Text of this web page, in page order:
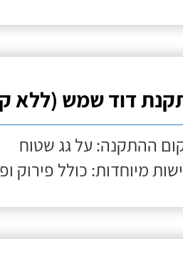
דוד שמש (ללא
ההתקנה: על גג שטוח
מיוחדות: כולל פירוק